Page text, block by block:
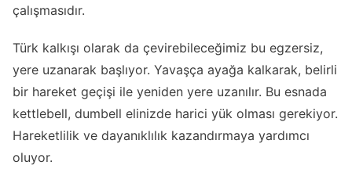
çalışmasıdır.
Türk kalkışı olarak da çevirebileceğimiz bu egzersiz,
yere uzanarak başlıyor. Yavaşça ayağa kalkarak, belirli
bir hareket geçişi ile yeniden yere uzanılır. Bu esnada
kettlebell, dumbell elinizde harici yük olması gerekiyor.
Hareketlilik ve dayanıklılık kazandırmaya yardımcı
oluyor.